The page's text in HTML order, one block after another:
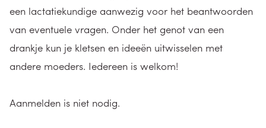
een lactatiekundige aanwezig voor het beantwoorden
van eventuele vragen. Onder het genot van een
drankje kun je kletsen en ideeën uitwisselen met
andere moeders. Iedereen is welkom!
Aanmelden is niet nodig.